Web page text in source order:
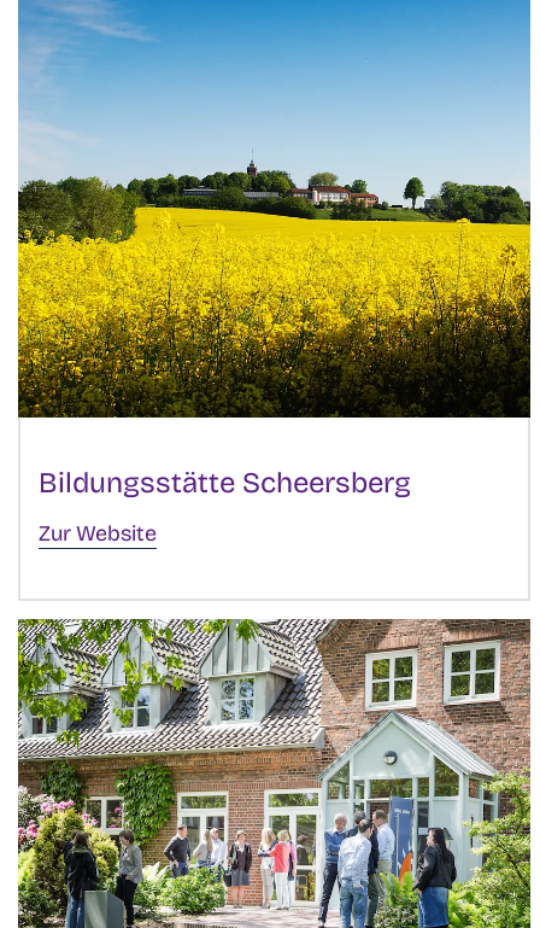
Bildungsstätte Scheersberg
Zur Website